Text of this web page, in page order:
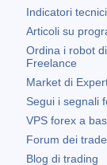
Indicatori
Articoli su
Ordina i robot
Freelance
Market di
Segui i segnali
VPS forex a
Forum dei
Blog di trading